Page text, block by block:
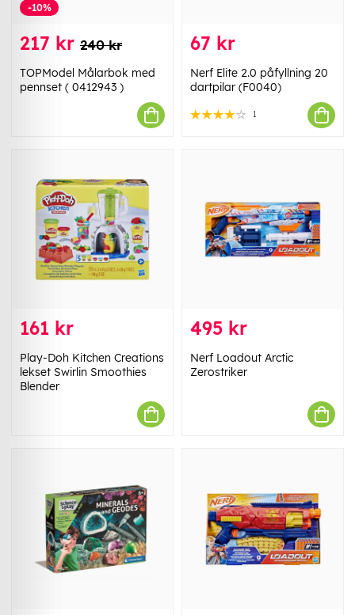
-10%
217 kr 240 kr
TOPModel Målarbok med
pennset ( 0412943 )
67 kr
Nerf Elite 2.0 påfyllning 20
dartpilar (F0040)
1
161 kr
Play-Doh Kitchen Creations
lekset Swirlin Smoothies
Blender
495 kr
Nerf Loadout Arctic
Zerostriker